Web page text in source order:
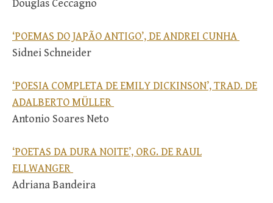
Douglas Ceccagno
‘POEMAS DO JAPÃO ANTIGO’, DE ANDREI CUNHA
Sidnei Schneider
‘POESIA COMPLETA DE EMILY DICKINSON’, TRAD. DE
ADALBERTO MÜLLER
Antonio Soares Neto
‘POETAS DA DURA NOITE’, ORG. DE RAUL
ELLWANGER
Adriana Bandeira